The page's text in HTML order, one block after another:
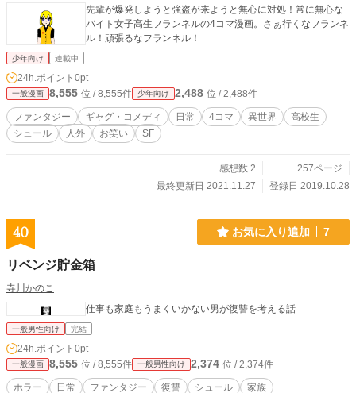
先輩が爆発しようと強盗が来ようと無心に対処！常に無心な
バイト女子高生フランネルの4コマ漫画。さぁ行くなフランネ
ル！頑張るなフランネル！
少年向け 連載中
24h.ポイント 0pt
一般漫画 8,555 位 / 8,555件 少年向け 2,488 位 / 2,488件
ファンタジー ギャグ・コメディ 日常 4コマ 異世界
高校生
シュール
人外 お笑い SF
感想数 2
257ページ
最終更新日 2021.11.27
登録日 2019.10.28
40 お気に入り追加 7
リベンジ貯金箱
寺川かのこ
仕事も家庭もうまくいかない男が復讐を考える話
一般男性向け 完結
24h.ポイント 0pt
一般漫画 8,555 位 / 8,555件 一般男性向け 2,374 位 / 2,374件
ホラー 日常 ファンタジー 復讐 シュール 家族